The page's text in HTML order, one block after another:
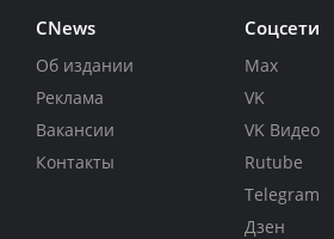
CNews
Об издании
Реклама
Вакансии
Контакты
Соцсети
Max
VK
VK Видео
Rutube
Telegram
Дзен